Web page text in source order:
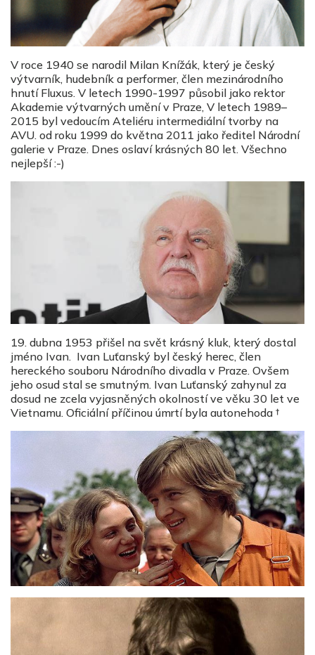
V roce 1940 se narodil Milan Knížák, který je český
výtvarník, hudebník a performer, člen mezinárodního
hnutí Fluxus. V letech 1990-1997 působil jako rektor
Akademie výtvarných umění v Praze, V letech 1989–
2015 byl vedoucím Ateliéru intermediální tvorby na
AVU. od roku 1999 do května 2011 jako ředitel Národní
galerie v Praze. Dnes oslaví krásných 80 let. Všechno
nejlepší :-)
19. dubna 1953 přišel na svět krásný kluk, který dostal
jméno Ivan. Ivan Luťanský byl český herec, člen
hereckého souboru Národního divadla v Praze. Ovšem
jeho osud stal se smutným. Ivan Luťanský zahynul za
dosud ne zcela vyjasněných okolností ve věku 30 let ve
Vietnamu. Oficiální příčinou úmrtí byla autonehoda †